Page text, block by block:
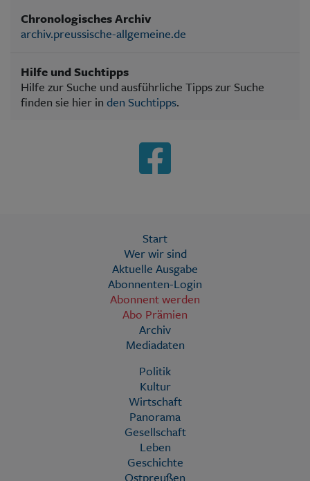
Chronologisches Archiv
archiv.preussische-allgemeine.de
Hilfe und Suchtipps
Hilfe zur Suche und ausführliche Tipps zur Suche
finden sie hier in den Suchtipps.
Start
Wer wir sind
Aktuelle Ausgabe
Abonnenten-Login
Abonnent werden
Abo Prämien
Archiv
Mediadaten
Politik
Kultur
Wirtschaft
Panorama
Gesellschaft
Leben
Geschichte
Ostpreußen